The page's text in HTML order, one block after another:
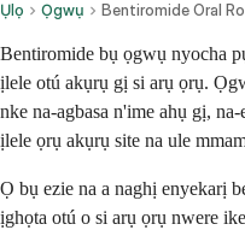
Ụlọ Ọgwụ Bentiromide Oral
Bentiromide bụ ọgwụ nyocha
ịlele otú akụrụ gị si arụ ọrụ.
nke na-agbasa n'ime ahụ gị,
ịlele ọrụ akụrụ site na ule
Ọ bụ ezie na a naghị enyekarị
ịghọta otú o si arụ ọrụ nwere